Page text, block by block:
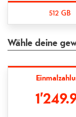
512 GB
Wähle deine